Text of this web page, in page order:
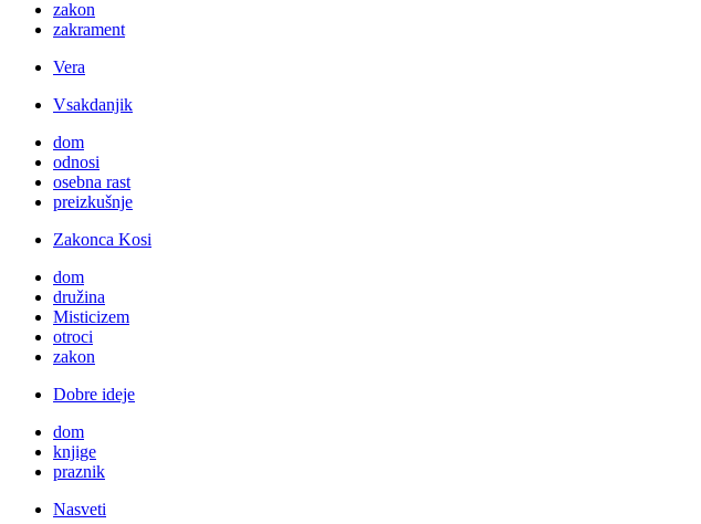
zakon
zakrament
Vera
Vsakdanjik
dom
odnosi
osebna rast
preizkušnje
Zakonca Kosi
dom
družina
Misticizem
otroci
zakon
Dobre ideje
dom
knjige
praznik
Nasveti